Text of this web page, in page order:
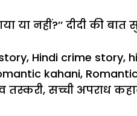
नहीं?’’ दीदी की
, Hindi crime story,
kahani,
तस्करी, सच्ची अपराध